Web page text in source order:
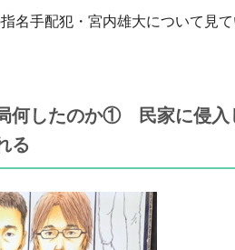
名手配犯・宮内雄大について見て
何したのか① 民家に侵入
る